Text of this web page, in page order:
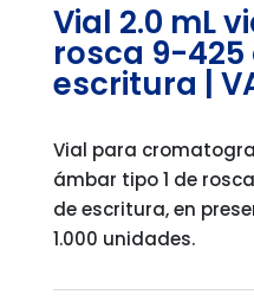
Vial 2.0 mL
rosca 9-425
escritura |
Vial para
ámbar tipo 1 de
de escritura, en
1.000 unidades.